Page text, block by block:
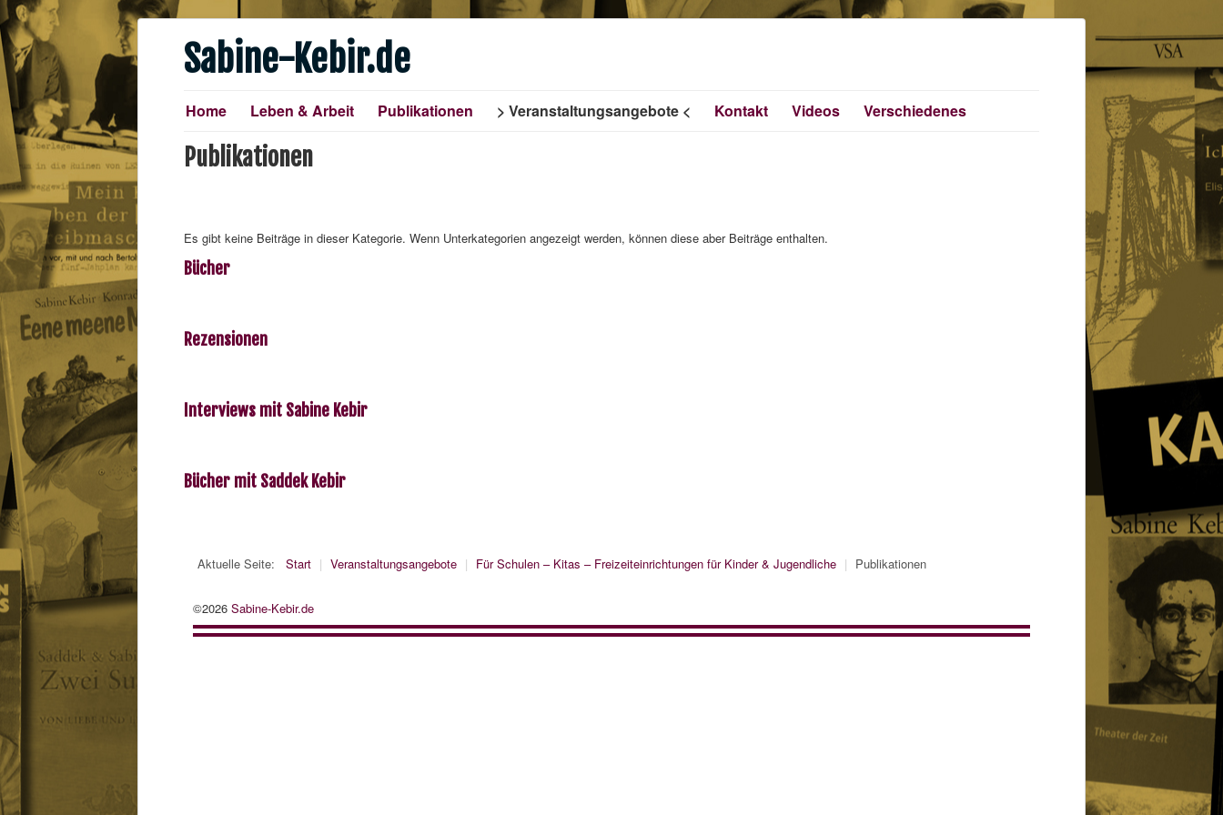
Sabine-Kebir.de
Home Leben & Arbeit Publikationen Veranstaltungsangebote Kontakt Videos Verschiedenes
Publikationen
Es gibt keine Beiträge in dieser Kategorie. Wenn Unterkategorien angezeigt werden, können diese aber Beiträge enthalten.
Bücher
Rezensionen
Interviews mit Sabine Kebir
Bücher mit Saddek Kebir
Aktuelle Seite: Start | Veranstaltungsangebote | Für Schulen – Kitas – Freizeiteinrichtungen für Kinder & Jugendliche | Publikationen
©2026 Sabine-Kebir.de